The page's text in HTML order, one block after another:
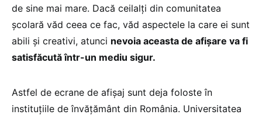
de sine mai mare. Dacă ceilalți din comunitatea
școlară văd ceea ce fac, văd aspectele la care ei sunt
abili și creativi, atunci nevoia aceasta de afișare va fi
satisfăcută într-un mediu sigur.
Astfel de ecrane de afișaj sunt deja foloste în
instituțiile de învățământ din România. Universitatea